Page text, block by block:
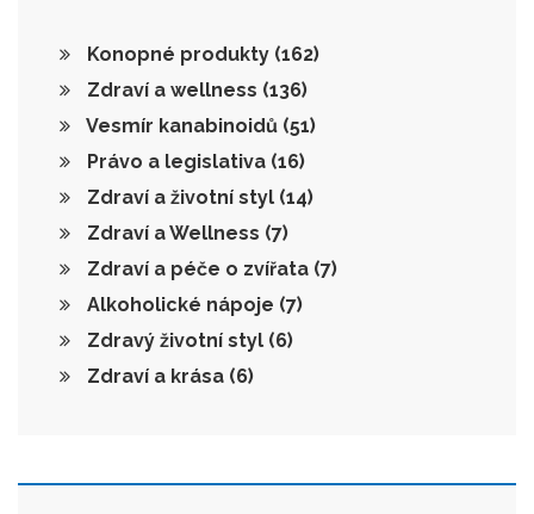
Konopné produkty (162)
Zdraví a wellness (136)
Vesmír kanabinoidů (51)
Právo a legislativa (16)
Zdraví a životní styl (14)
Zdraví a Wellness (7)
Zdraví a péče o zvířata (7)
Alkoholické nápoje (7)
Zdravý životní styl (6)
Zdraví a krása (6)